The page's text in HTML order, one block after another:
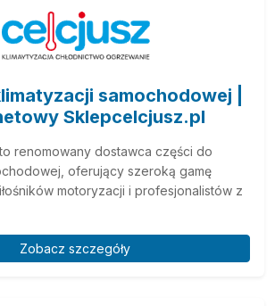
samochodowej |
Sklepcelcjusz.pl
renomowany dostawca części do
oferujący szeroką gamę
motoryzacji i profesjonalistów z
Zobacz szczegóły